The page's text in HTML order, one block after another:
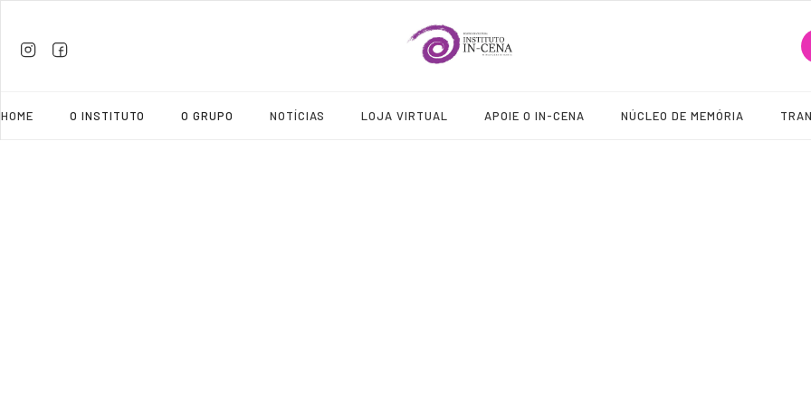
HOME O INSTITUTO O GRUPO NOTÍCIAS LOJA VIRTUAL APOIE O IN-CENA NÚCLEO DE MEMÓRIA